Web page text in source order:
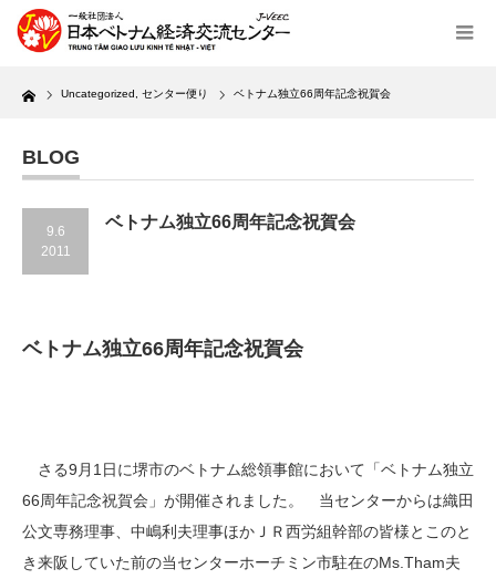
Home Uncategorized センター便り ベトナム独立66周年記念祝賀会
BLOG
9.6
2011
ベトナム独立66周年記念祝賀会
ベトナム独立66周年記念祝賀会
さる9月1日に堺市のベトナム総領事館において「ベトナム独立
66周年記念祝賀会」が開催されました。 当センターからは織田
公文専務理事、中嶋利夫理事ほかＪＲ西労組幹部の皆様とこのと
き来阪していた前の当センターホーチミン市駐在のMs.Tham夫